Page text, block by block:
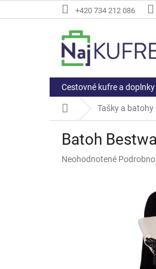
na
+420 734 212 086
Cestovné kufre a doplnky
DomovTašky a batohy
Batoh
Priemerné
Neohodnotené